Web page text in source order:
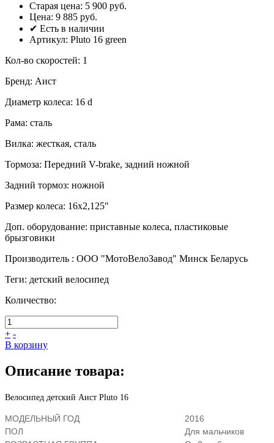
Старая цена: 5 900 руб.
Цена: 9 885 руб.
✔ Есть в наличии
Артикул: Pluto 16 green
Кол-во скоростей: 1
Бренд: Аист
Диаметр колеса: 16 d
Рама: сталь
Вилка: жесткая, сталь
Тормоза: Передний V-brake, задний ножной
Задний тормоз: ножной
Размер колеса: 16х2,125"
Доп. оборудование: приставные колеса, пластиковые
брызговики
Производитель : ООО "МотоВелоЗавод" Минск Беларусь
Теги: детский велосипед
Количество:
+ -
В корзину
Описание товара:
Велосипед детский Аист Pluto 16
МОДЕЛЬНЫЙ ГОД
2016
ПОЛ
Для мальчиков